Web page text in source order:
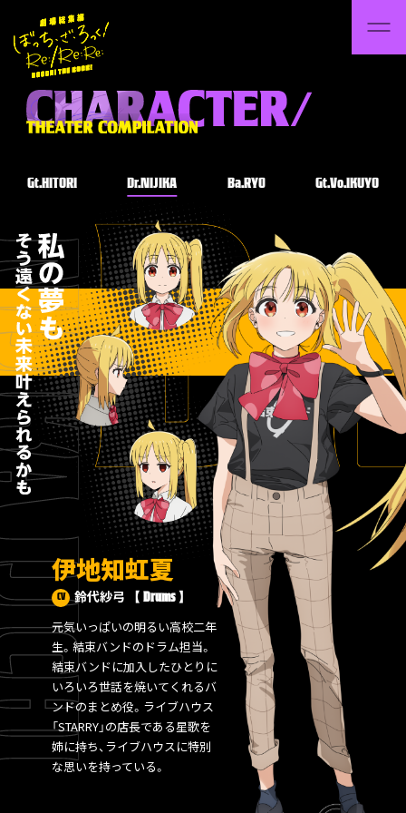
Gt.HITORI Dr.NIJIKA Ba.RYO Gt.Vo.IKUYO
伊地知虹夏
CV 鈴代紗弓 【 Drums 】
元気いっぱいの明るい高校二年
生。結束バンドのドラム担当。
結束バンドに加入したひとりに
いろいろ世話を焼いてくれるバ
ンドのまとめ役。ライブハウス
「STARRY」の店長である星歌を
姉に持ち、ライブハウスに特別
な思いを持っている。